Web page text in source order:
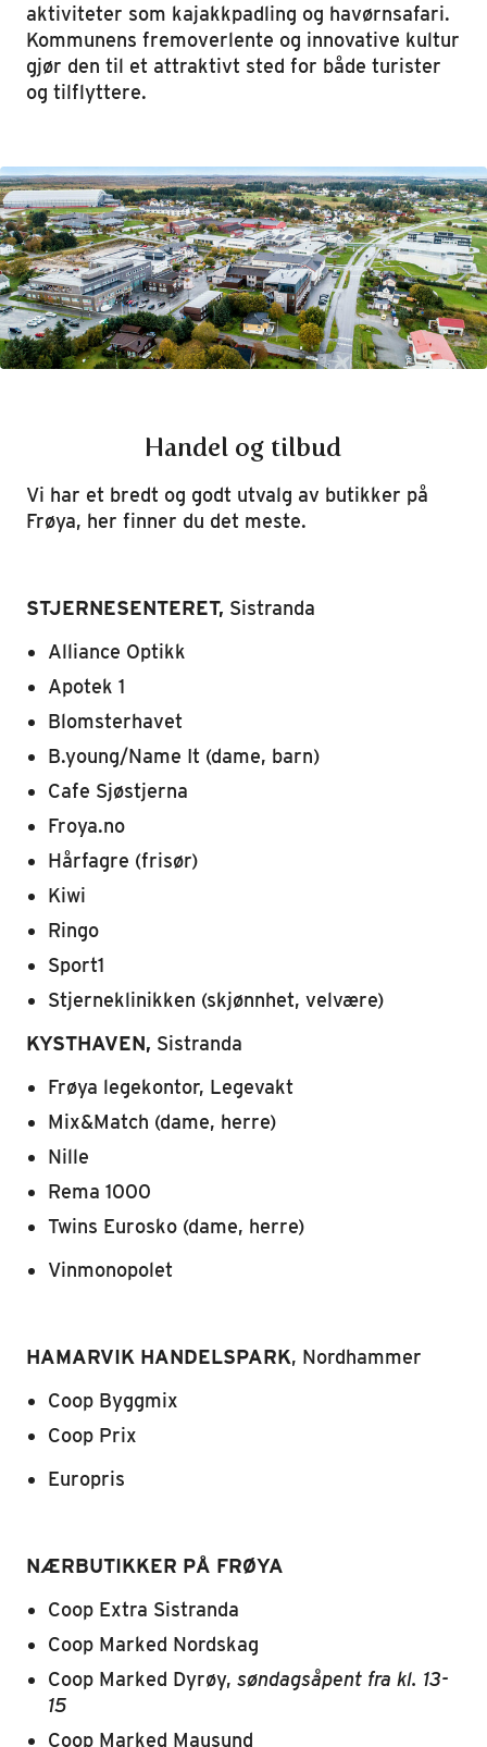
aktiviteter som kajakkpadling og havørnsafari.
Kommunens fremoverlente og innovative kultur
gjør den til et attraktivt sted for både turister
og tilflyttere.
Handel og tilbud
Vi har et bredt og godt utvalg av butikker på
Frøya, her finner du det meste.
STJERNESENTERET, Sistranda
Alliance Optikk
Apotek 1
Blomsterhavet
B.young/Name It (dame, barn)
Cafe Sjøstjerna
Froya.no
Hårfagre (frisør)
Kiwi
Ringo
Sport1
Stjerneklinikken (skjønnhet, velvære)
KYSTHAVEN, Sistranda
Frøya legekontor, Legevakt
Mix&Match (dame, herre)
Nille
Rema 1000
Twins Eurosko (dame, herre)
Vinmonopolet
HAMARVIK HANDELSPARK, Nordhammer
Coop Byggmix
Coop Prix
Europris
NÆRBUTIKKER PÅ FRØYA
Coop Extra Sistranda
Coop Marked Nordskag
Coop Marked Dyrøy, søndagsåpent fra kl. 13-
15
Coop Marked Mausund